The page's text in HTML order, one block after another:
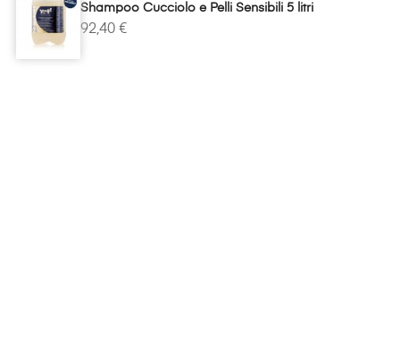
Shampoo Cucciolo e Pelli Sensibili 5 litri
92,40 €